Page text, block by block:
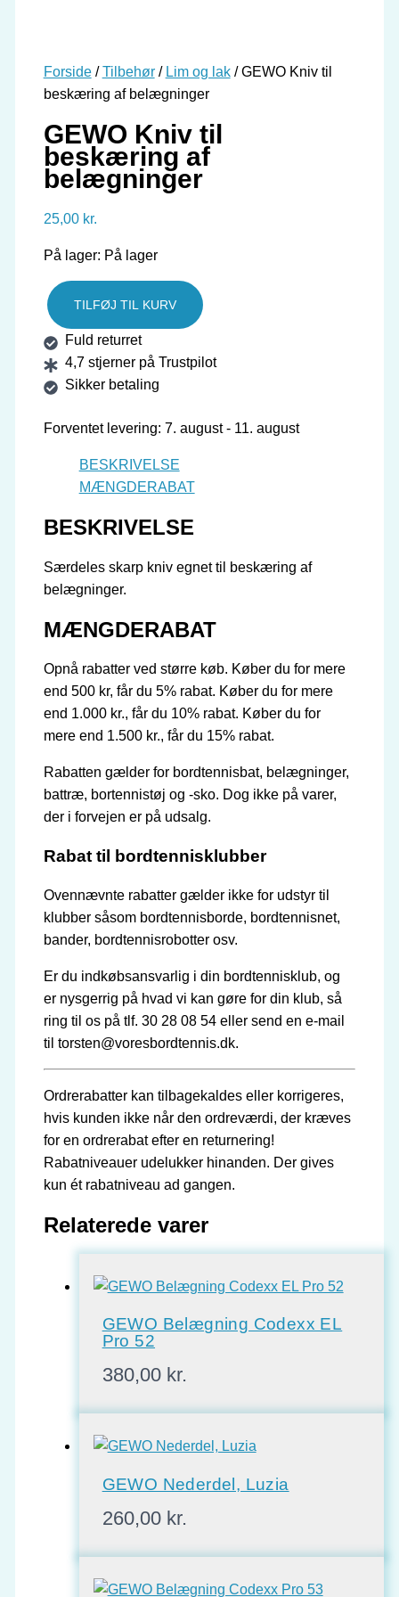
Forside/Tilbehør/ Lim og lak/ GEWO Kniv til
beskæring af belægninger
GEWO Kniv til
beskæring af
belægninger
25,00 kr.
På lager: På lager
GEWO
Kniv
til
beskæring
belægninger
TILFØJ TIL KURV
Fuld returret
4,7 stjerner på Trustpilot
Sikker betaling
Forventet levering: 7. august - 11. august
BESKRIVELSE
MÆNGDERABAT
BESKRIVELSE
Særdeles skarp kniv egnet til beskæring af
belægninger.
MÆNGDERABAT
Opnå rabatter ved større køb. Køber du for mere
end 500 kr, får du 5% rabat. Køber du for mere
end 1.000 kr., får du 10% rabat. Køber du for
mere end 1.500 kr., får du 15% rabat.
Rabatten gælder for bordtennisbat, belægninger,
battræ, bortennistøj og -sko. Dog ikke på varer,
der i forvejen er på udsalg.
Rabat til bordtennisklubber
Ovennævnte rabatter gælder ikke for udstyr til
klubber såsom bordtennisborde, bordtennisnet,
bander, bordtennisrobotter osv.
Er du indkøbsansvarlig i din bordtennisklub, og
er nysgerrig på hvad vi kan gøre for din klub, så
ring til os på tlf. 30 28 08 54 eller send en e-mail
til torsten@voresbordtennis.dk.
Ordrerabatter kan tilbagekaldes eller korrigeres,
hvis kunden ikke når den ordreværdi, der kræves
for en ordrerabat efter en returnering!
Rabatniveauer udelukker hinanden. Der gives
kun ét rabatniveau ad gangen.
Relaterede varer
GEWO Belægning Codexx EL
Pro 52
380,00 kr.
GEWO Nederdel, Luzia
260,00 kr.